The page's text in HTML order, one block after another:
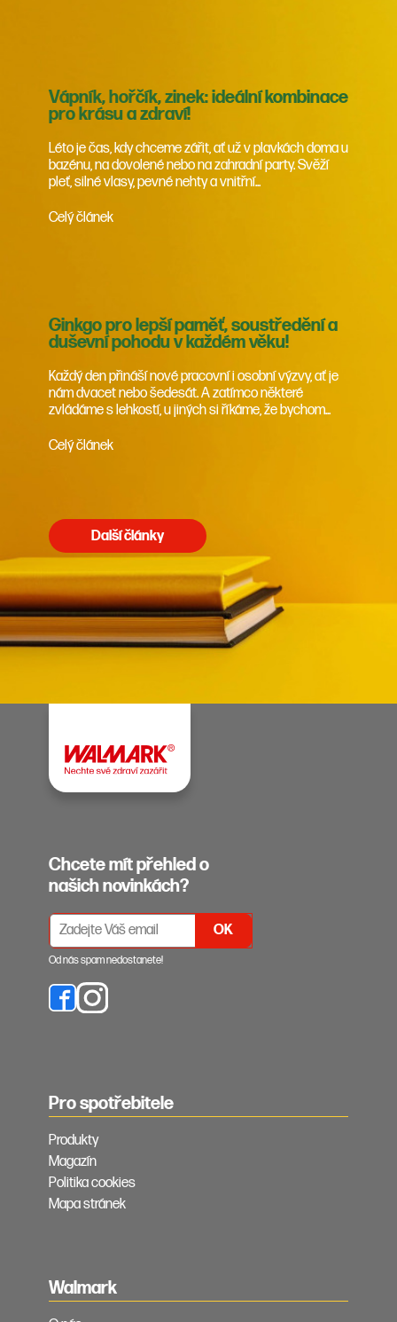
Vápník, hořčík, zinek: ideální kombinace
pro krásu a zdraví!
Léto je čas, kdy chceme zářit, ať už v plavkách doma u
bazénu, na dovolené nebo na zahradní party. Svěží
pleť, silné vlasy, pevné nehty a vnitřní...
Celý článek
Ginkgo pro lepší paměť, soustředění a
duševní pohodu v každém věku!
Každý den přináší nové pracovní i osobní výzvy, ať je
nám dvacet nebo šedesát. A zatímco některé
zvládáme s lehkostí, u jiných si říkáme, že bychom...
Celý článek
Další články
Pro spotřebitele
Produkty
Magazín
Politika cookies
Mapa stránek
Walmark
Chcete mít přehled o
našich novinkách?
PŘIHLÁŠENÍ K ODBĚRU NEWSLETTERŮ
Od nás spam nedostanete!